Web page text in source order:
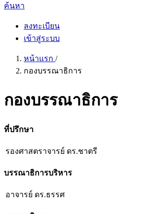
ค้นหา
ลงทะเบียน
เข้าสู่ระบบ
หน้าแรก /
กองบรรณาธิการ
กองบรรณาธิการ
ที่ปรึกษา
รองศาสตราจารย์ ดร.ชาตรี
บรรณาธิการบริหาร
อาจารย์ ดร.ธรรศ